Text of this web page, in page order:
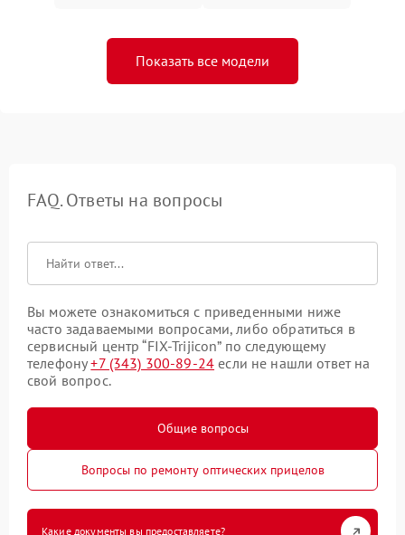
Показать все модели
FAQ. Ответы на вопросы
Вы можете ознакомиться с приведенными ниже
часто задаваемыми вопросами, либо обратиться в
сервисный центр “FIX-Trijicon” по следующему
телефону+7 (343) 300-89-24 если не нашли ответ на
свой вопрос.
Общие вопросы
Вопросы по ремонту оптических прицелов
Какие документы вы предоставляете?